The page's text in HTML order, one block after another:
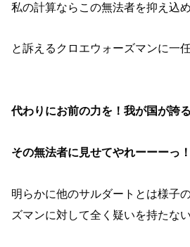
私の計算ならこの無法者を抑え込
と訴えるクロエウォーズマンに一
代わりにお前の力を！我が国が誇
その無法者に見せてやれーーーっ！
明らかに他のサルダートとは様子
ズマンに対して全く疑いを持たない